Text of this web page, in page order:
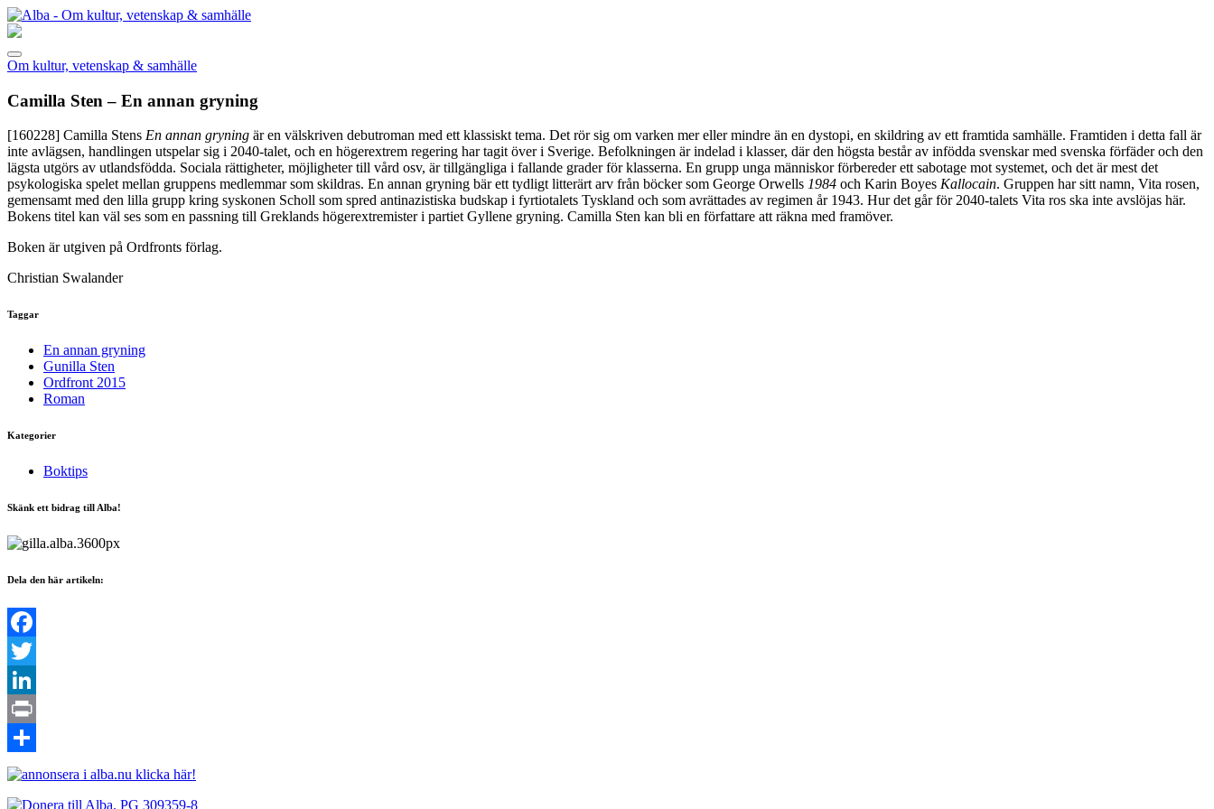
Om kultur, vetenskap & samhälle
Camilla Sten – En annan gryning
[160228] Camilla Stens En annan gryning är en välskriven debutroman med ett klassiskt tema. Det rör sig om varken mer eller mindre än en dystopi, en skildring av ett framtida samhälle. Framtiden i detta fall är
inte avlägsen, handlingen utspelar sig i 2040-talet, och en högerextrem regering har tagit över i Sverige. Befolkningen är indelad i klasser, där den högsta består av infödda svenskar med svenska förfäder och den
lägsta utgörs av utlandsfödda. Sociala rättigheter, möjligheter till vård osv, är tillgängliga i fallande grader för klasserna. En grupp unga människor förbereder ett sabotage mot systemet, och det är mest det
psykologiska spelet mellan gruppens medlemmar som skildras. En annan gryning bär ett tydligt litterärt arv från böcker som George Orwells 1984 och Karin Boyes Kallocain. Gruppen har sitt namn, Vita rosen,
gemensamt med den lilla grupp kring syskonen Scholl som spred antinazistiska budskap i fyrtiotalets Tyskland och som avrättades av regimen år 1943. Hur det går för 2040-talets Vita ros ska inte avslöjas här.
Bokens titel kan väl ses som en passning till Greklands högerextremister i partiet Gyllene gryning. Camilla Sten kan bli en författare att räkna med framöver.
Boken är utgiven på Ordfronts förlag.
Christian Swalander
Taggar
En annan gryning
Gunilla Sten
Ordfront 2015
Roman
Kategorier
Boktips
Skänk ett bidrag till Alba!
Dela den här artikeln:
Facebook
Twitter
LinkedIn
Print
Dela